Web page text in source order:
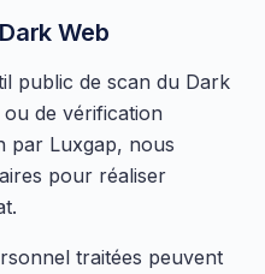
Web
public de scan du Dark
de vérification
par Luxgap, nous
pour réaliser
traitées peuvent